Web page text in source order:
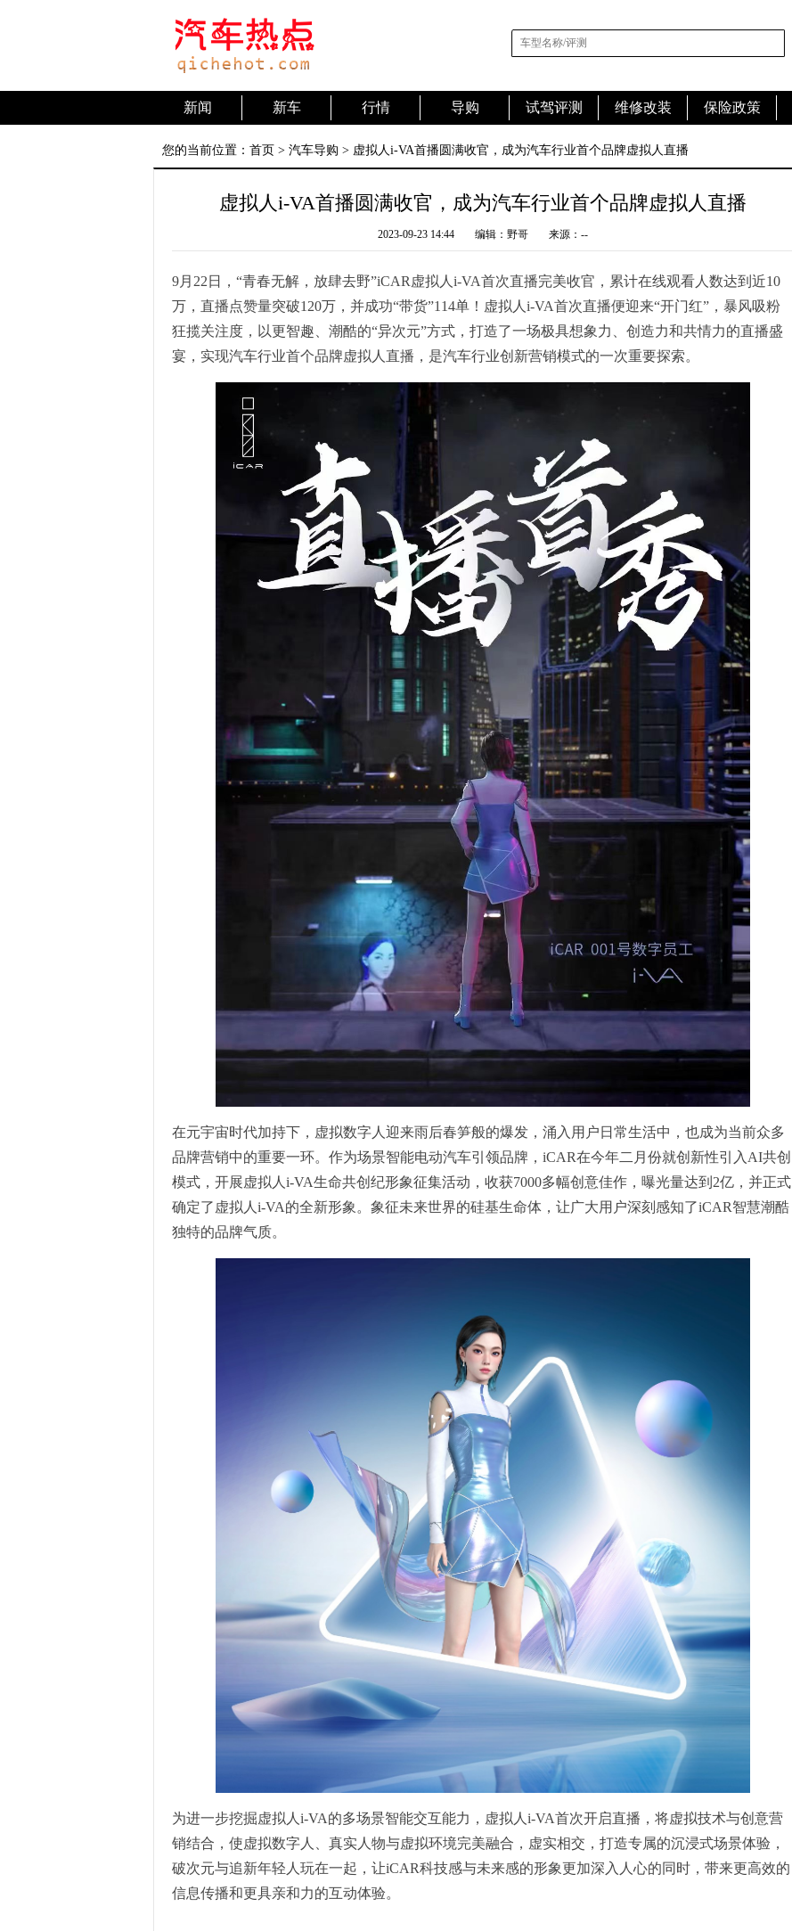
新闻 新车 行情 导购 试驾评测 维修改装 保险政策
您的当前位置： 首页 > 汽车导购 > 虚拟人i-VA首播圆满收官，成为汽车行业首个品牌虚拟人直播
虚拟人i-VA首播圆满收官，成为汽车行业首个品牌虚拟人直播
2023-09-23 14:44 编辑：野哥 来源：--
9月22日，“青春无解，放肆去野”iCAR虚拟人i-VA首次直播完美收官，累计在线观看人数达到近10
万，直播点赞量突破120万，并成功“带货”114单！虚拟人i-VA首次直播便迎来“开门红”，暴风吸粉
狂揽关注度，以更智趣、潮酷的“异次元”方式，打造了一场极具想象力、创造力和共情力的直播盛
宴，实现汽车行业首个品牌虚拟人直播，是汽车行业创新营销模式的一次重要探索。
在元宇宙时代加持下，虚拟数字人迎来雨后春笋般的爆发，涌入用户日常生活中，也成为当前众多
品牌营销中的重要一环。作为场景智能电动汽车引领品牌，iCAR在今年二月份就创新性引入AI共创
模式，开展虚拟人i-VA生命共创纪形象征集活动，收获7000多幅创意佳作，曝光量达到2亿，并正式
确定了虚拟人i-VA的全新形象。象征未来世界的硅基生命体，让广大用户深刻感知了iCAR智慧潮酷
独特的品牌气质。
为进一步挖掘虚拟人i-VA的多场景智能交互能力，虚拟人i-VA首次开启直播，将虚拟技术与创意营
销结合，使虚拟数字人、真实人物与虚拟环境完美融合，虚实相交，打造专属的沉浸式场景体验，
破次元与追新年轻人玩在一起，让iCAR科技感与未来感的形象更加深入人心的同时，带来更高效的
信息传播和更具亲和力的互动体验。